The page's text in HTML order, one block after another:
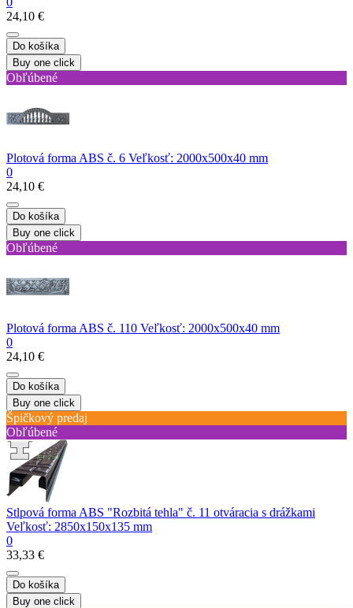
24,10 €
Do košíka
Buy one click
Obľúbené
Plotová forma ABS č. 6 Veľkosť: 2000x500x40 mm
0
24,10 €
Do košíka
Buy one click
Obľúbené
Plotová forma ABS č. 110 Veľkosť: 2000x500x40 mm
0
24,10 €
Do košíka
Buy one click
Špičkový predaj
Obľúbené
Stlpová forma ABS "Rozbitá tehla" č. 11 otváracia s drážkami
Veľkosť: 2850х150х135 mm
0
33,33 €
Do košíka
Buy one click